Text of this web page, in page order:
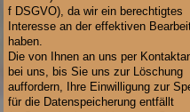
f DSGVO), da wir ein berechtigtes
Interesse an der effektiven
haben.
Die von Ihnen an uns per
bei uns, bis Sie uns zur Löschung
auffordern, Ihre Einwilligung zur
für die Datenspeicherung entfällt